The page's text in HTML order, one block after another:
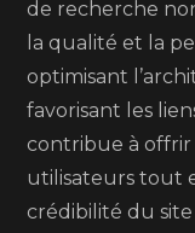
de recherche
la qualité et la
optimisant
favorisant les
contribue à
utilisateurs tout
crédibilité du